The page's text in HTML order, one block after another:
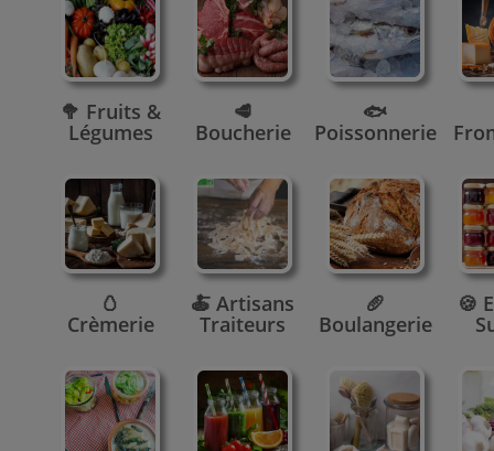
🥦 Fruits &
Légumes
🥩
Boucherie
🐟
Poissonnerie
🥚
Crèmerie
🍝 Artisans
Traiteurs
🥖
Boulangerie
🍪